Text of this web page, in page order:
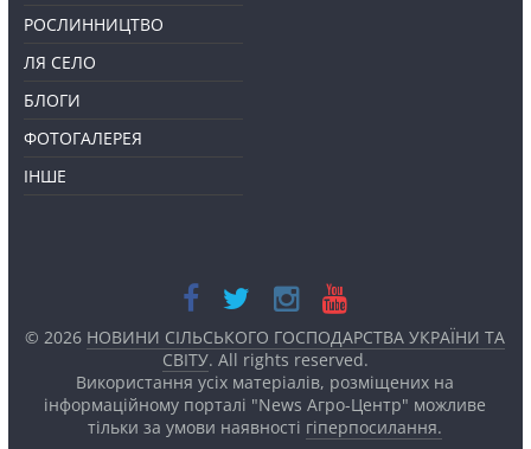
РОСЛИННИЦТВО
ЛЯ СЕЛО
БЛОГИ
ФОТОГАЛЕРЕЯ
ІНШЕ
© 2026 НОВИНИ СІЛЬСЬКОГО ГОСПОДАРСТВА УКРАЇНИ ТА
СВІТУ. All rights reserved.
Використання усіх матеріалів, розміщених на
інформаційному порталі "News Агро-Центр" можливе
тільки за умови наявності гіперпосилання.